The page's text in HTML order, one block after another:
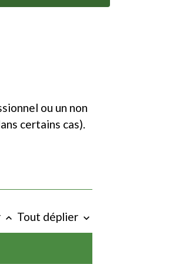
ou un non
certains cas).
keyboard_arrow_up Tout déplier keyboard_arrow_down